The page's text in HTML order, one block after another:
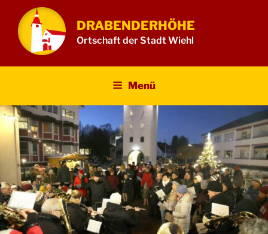
Inhalt
springen
DRABENDERHÖHE
Ortschaft der Stadt Wiehl
Menü